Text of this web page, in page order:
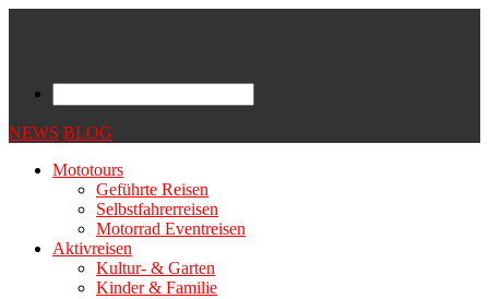
NEWS BLOG
Mototours
Geführte Reisen
Selbstfahrerreisen
Motorrad Eventreisen
Aktivreisen
Kultur- & Garten
Kinder & Familie